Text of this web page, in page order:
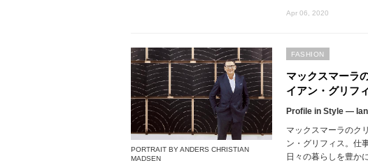
Apr 06, 2020
PORTRAIT BY ANDERS CHRISTIAN
MADSEN
マックスマーラ
イアン・グリフ
Profile in Style ―
マックスマーラのク
ン・グリフィス。仕
日々の暮らしを豊か
FASHION